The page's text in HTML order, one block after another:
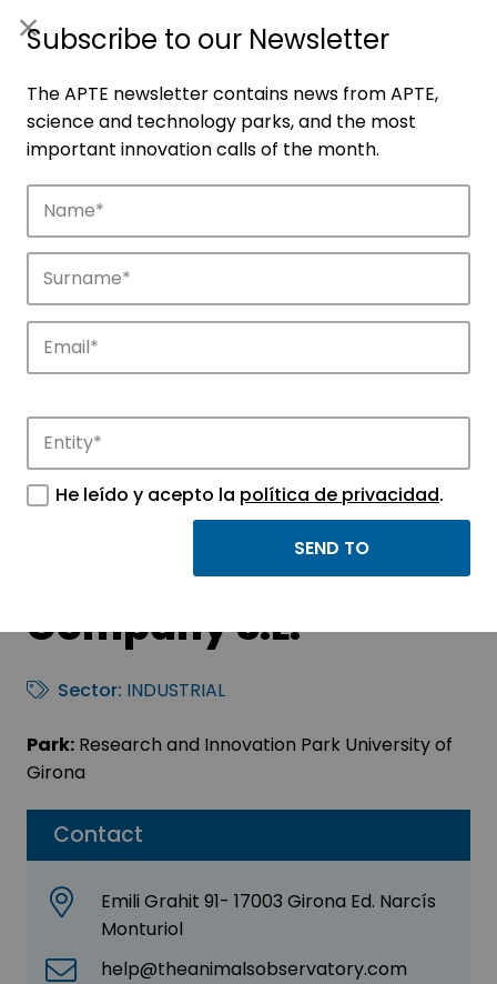
Companies
Discover the companies that drive
innovation in APTE’s parks.
Contact
Emili Grahit 91- 17003 Girona Ed. Narcís
Monturiol
help@theanimalsobservatory.com
The Animals
Observatory
Company S.L.
Sector: INDUSTRIAL
Park: Research and Innovation Park University of
Girona
Subscribe to our Newsletter
The APTE newsletter contains news from APTE,
science and technology parks, and the most
important innovation calls of the month.
He leído y acepto la política de privacidad.